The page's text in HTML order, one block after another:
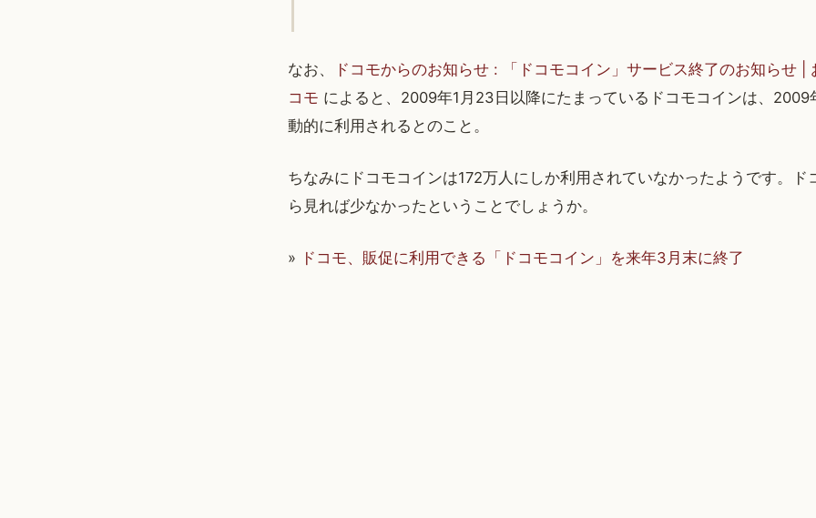
なお、
ドコモからのお知らせ : 「ドコモコイン」サービス終了のお知らせ |
コモ によると、2009年1月23日以降にたまっているドコモコインは、2009
動的に利用されるとのこと。
ちなみにドコモコインは172万人にしか利用されていなかったようです。ド
ら見れば少なかったということでしょうか。
» ドコモ、販促に利用できる「ドコモコイン」を来年3月末に終了